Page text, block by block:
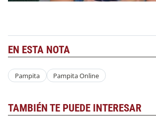
EN ESTA NOTA
Pampita Pampita Online
TAMBIÉN TE PUEDE INTERESAR